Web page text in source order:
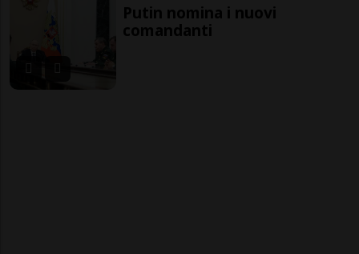
Putin nomina i nuovi
comandanti